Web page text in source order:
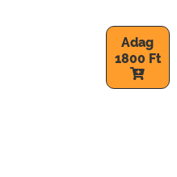
Adag
1800 Ft